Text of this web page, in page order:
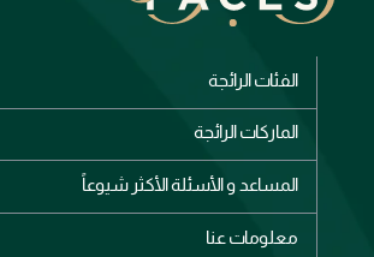
الفئات الرائجة
الأكثر مبيعاً
اشترِ بطاقة هدية
الماركات الرائجة
بربري
المساعد و الأسئلة الأكثر شيوعاً
معلومات عنا